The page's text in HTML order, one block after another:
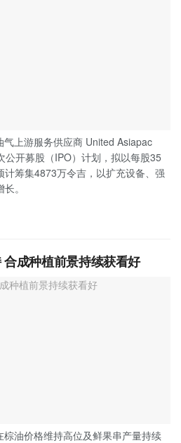
上游服务供应商 United Asiapac
开募股（IPO）计划，拟以每股35
筹集4873万令吉，以扩充设备、强
。
成种植前景持续获看好
油价格维持高位及鲜果串产量持续